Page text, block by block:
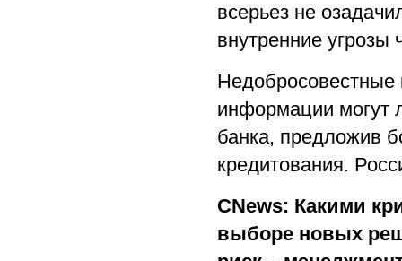
всерьез не
внутренние
информации могут
банка, предложив
кредитования.
CNews: Какими
выборе новых